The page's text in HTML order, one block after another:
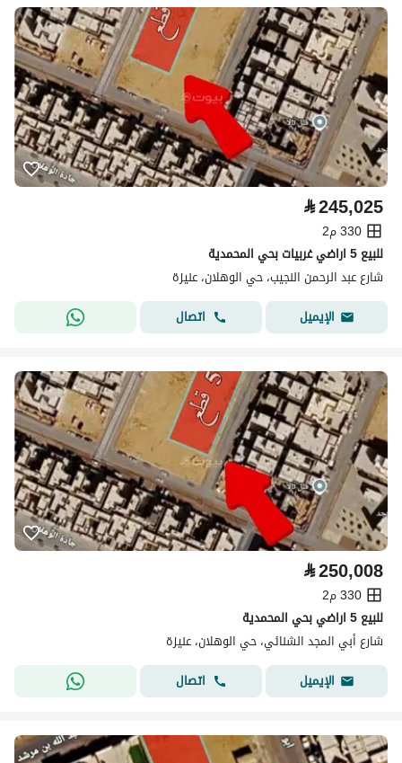
⃁245,025
330 م2
للبيع 5 اراضي غربيات بحي المحمدية
شارع عبد الرحمن النجيب، حي الوهلان، عنيزة
الإيميل
اتصال
⃁250,008
330 م2
للبيع 5 اراضي بحي المحمدية
شارع أبي المجد الشنائي، حي الوهلان، عنيزة
الإيميل
اتصال